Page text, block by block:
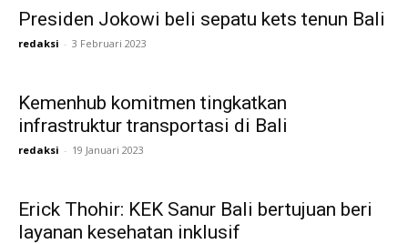
Presiden Jokowi beli sepatu kets tenun Bali
redaksi - 3 Februari 2023
Kemenhub komitmen tingkatkan
infrastruktur transportasi di Bali
redaksi - 19 Januari 2023
Erick Thohir: KEK Sanur Bali bertujuan beri
layanan kesehatan inklusif